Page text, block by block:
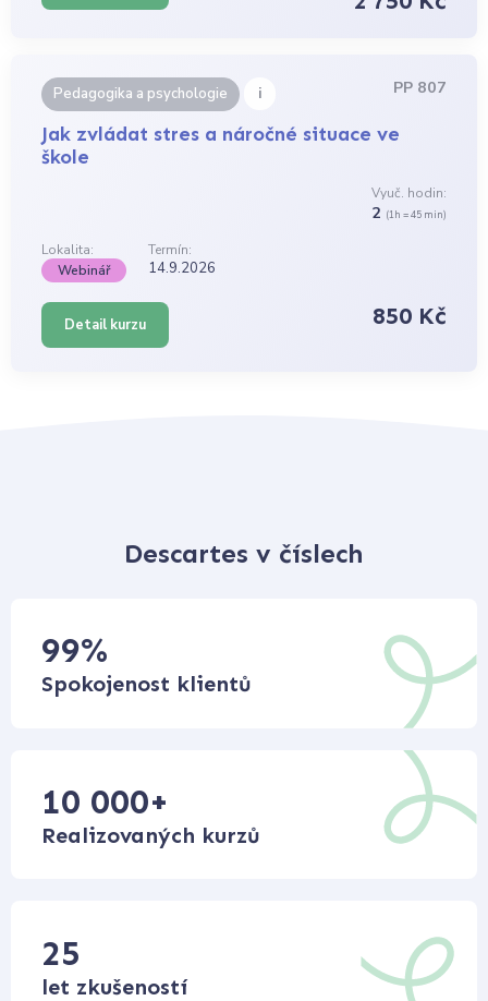
Pedagogika a psychologie i PP 807
Jak zvládat stres a náročné situace ve
škole
Vyuč. hodin:
2 (1h = 45 min)
Lokalita:
Termín:
Webinář
14.9.2026
Detail kurzu 850 Kč
Descartes v číslech
99%
Spokojenost klientů
10 000+
Realizovaných kurzů
25
let zkušeností